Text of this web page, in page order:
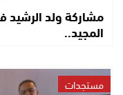
مشاركة ولد الرشيد
المجيد..
مستجدات